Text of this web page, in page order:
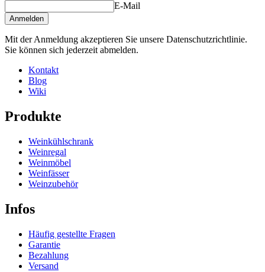
E-Mail
Anmelden
Mit der Anmeldung akzeptieren Sie unsere Datenschutzrichtlinie.
Sie können sich jederzeit abmelden.
Kontakt
Blog
Wiki
Produkte
Weinkühlschrank
Weinregal
Weinmöbel
Weinfässer
Weinzubehör
Infos
Häufig gestellte Fragen
Garantie
Bezahlung
Versand